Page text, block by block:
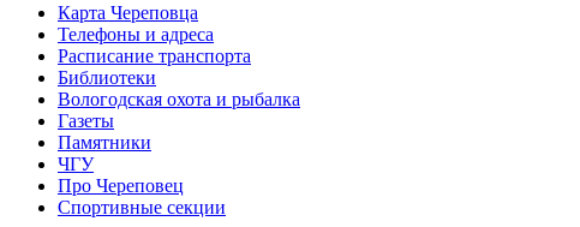
Карта Череповца
Телефоны и адреса
Расписание транспорта
Библиотеки
Вологодская охота и рыбалка
Газеты
Памятники
ЧГУ
Про Череповец
Спортивные секции